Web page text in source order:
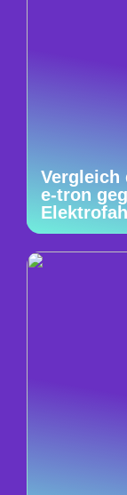
Vergleich
e-tron